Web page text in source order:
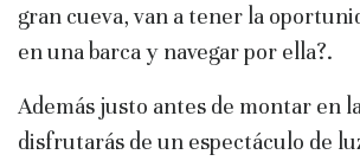
gran cueva, van a tener la
en una barca y navegar por ella?.
Además justo antes de montar en
disfrutarás de un espectáculo de